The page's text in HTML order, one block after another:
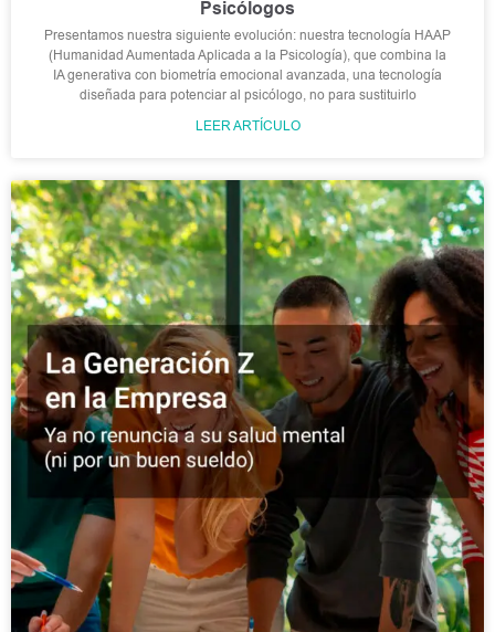
Psicólogos
Presentamos nuestra siguiente evolución: nuestra tecnología HAAP
(Humanidad Aumentada Aplicada a la Psicología), que combina la
IA generativa con biometría emocional avanzada, una tecnología
diseñada para potenciar al psicólogo, no para sustituirlo
LEER ARTÍCULO